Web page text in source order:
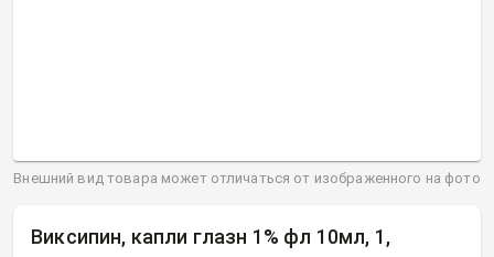
Виксипин, капли глазн 1% фл 10мл, 1 ,
Внешний вид товара может отличаться от изображенного на фото